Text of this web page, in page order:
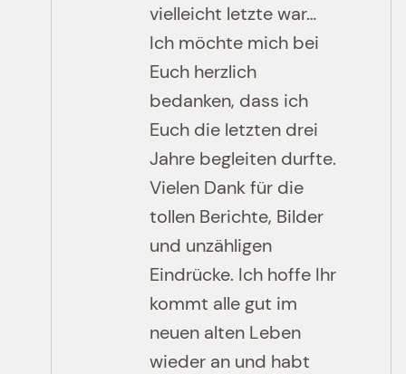
vielleicht letzte war…
Ich möchte mich bei
Euch herzlich
bedanken, dass ich
Euch die letzten drei
Jahre begleiten durfte.
Vielen Dank für die
tollen Berichte, Bilder
und unzähligen
Eindrücke. Ich hoffe Ihr
kommt alle gut im
neuen alten Leben
wieder an und habt